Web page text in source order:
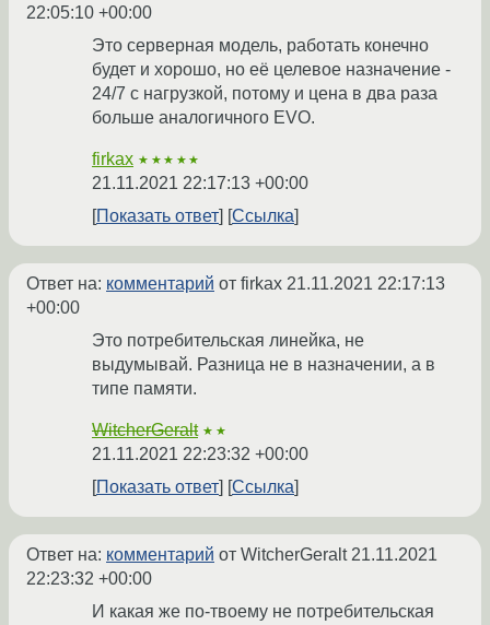
22:05:10 +00:00
Это серверная модель, работать конечно
будет и хорошо, но её целевое назначение -
24/7 с нагрузкой, потому и цена в два раза
больше аналогичного EVO.
firkax ★★★★★
21.11.2021 22:17:13 +00:00
Показать ответ
Ссылка
Ответ на: комментарий от firkax 21.11.2021 22:17:13
+00:00
Это потребительская линейка, не
выдумывай. Разница не в назначении, а в
типе памяти.
WitcherGeralt ★★
21.11.2021 22:23:32 +00:00
Показать ответ
Ссылка
Ответ на: комментарий от WitcherGeralt21.11.2021
22:23:32 +00:00
И какая же по-твоему не потребительская